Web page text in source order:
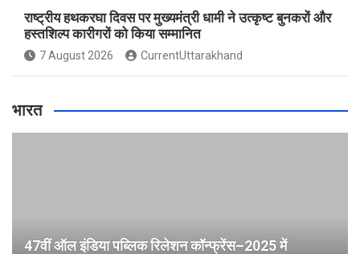
राष्ट्रीय हथकरघा दिवस पर मुख्यमंत्री धामी ने उत्कृष्ट बुनकरों और
हस्तशिल्प कारीगरों को किया सम्मानित
7 August 2026 CurrentUttarakhand
भारत
47वीं ऑल इंडिया पब्लिक रिलेशन कॉन्फ्रेंस–2025 में